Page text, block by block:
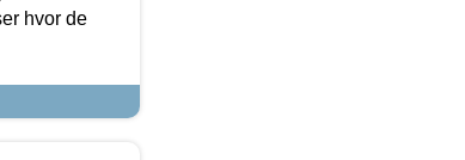
hvor de